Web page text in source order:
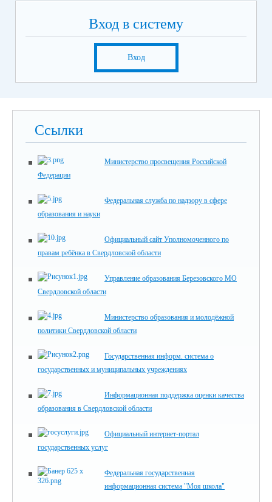
Вход в систему
Вход
Ссылки
Министерство просвещения Российской
Федерации
Федеральная служба по надзору в сфере
образования и науки
Официальный сайт Уполномоченного по
правам ребёнка в Свердловской области
Управление образования Березовского МО
Свердловской области
Министерство образования и молодёжной
политики Свердловской области
Государственная информ. система о
государственных и муниципальных учреждениях
Информационная поддержка оценки качества
образования в Свердловской области
Официальный интернет-портал
государственных услуг
Федеральная государственная
информационная система "Моя школа"